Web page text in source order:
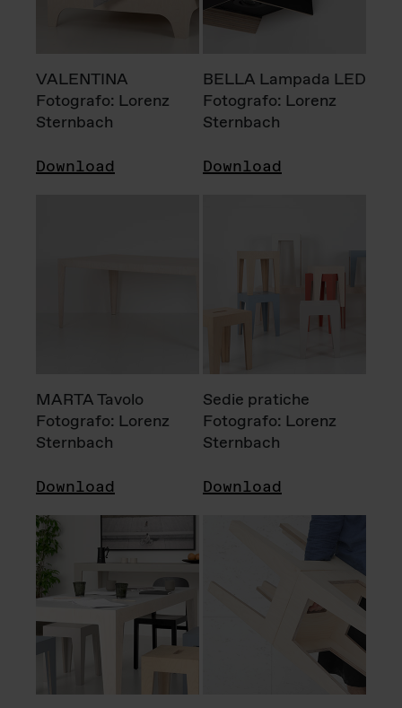
VALENTINA
Fotografo: Lorenz
Sternbach
Download
BELLA Lampada LED
Fotografo: Lorenz
Sternbach
Download
MARTA Tavolo
Fotografo: Lorenz
Sternbach
Download
Sedie pratiche
Fotografo: Lorenz
Sternbach
Download